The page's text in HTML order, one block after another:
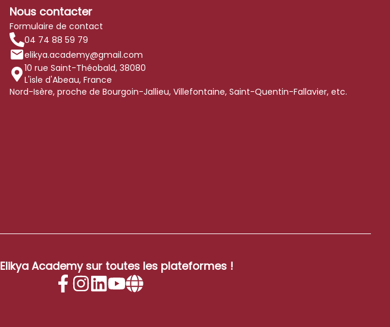
Nous contacter
Formulaire de contact
04 74 88 59 79
elikya.academy@gmail.com
10 rue Saint-Théobald, 38080
L'isle d'Abeau, France
Nord-Isère, proche de Bourgoin-Jallieu, Villefontaine, Saint-Quentin-Fallavier, etc.
Elikya Academysur toutes les plateformes !